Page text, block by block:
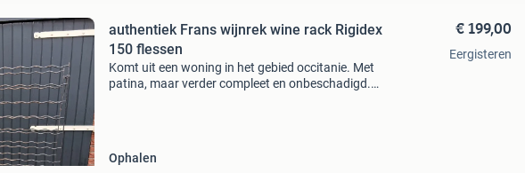
authentiek Frans wijnrek wine rack Rigidex
150 flessen
Komt uit een woning in het gebied occitanie. Met
patina, maar verder compleet en onbeschadigd.
Ophalen
€ 199,00
Eergisteren